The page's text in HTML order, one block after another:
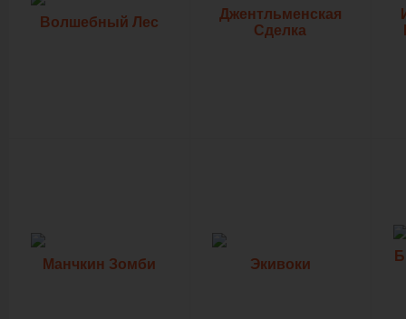
Волшебный Лес
Джентльменская
Сделка
Манчкин Зомби Экивоки